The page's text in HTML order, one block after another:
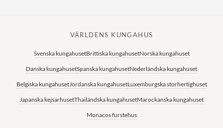
VÄRLDENS KUNGAHUS
Svenska kungahusetBrittiska kungahusetNorska kungahuset
Danska kungahusetSpanska kungahusetNederländska kungahuset
Belgiska kungahusetJordanska kungahusetLuxemburgska storhertighuset
Japanska kejsarhusetThailändska kungahusetMarockanska kungahuset
Monacos furstehus